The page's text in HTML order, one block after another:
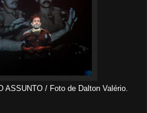
ASSUNTO / Foto de Dalton Valério.